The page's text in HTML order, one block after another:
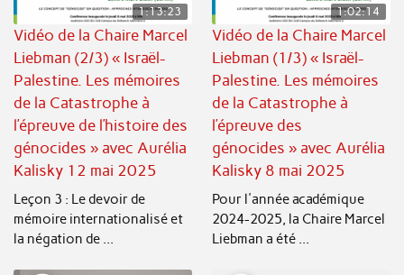
1:13:23
Vidéo de la Chaire Marcel
Liebman (2/3) « Israël-
Palestine. Les mémoires
de la Catastrophe à
l’épreuve de l’histoire des
génocides » avec Aurélia
Kalisky 12 mai 2025
Leçon 3 : Le devoir de
mémoire internationalisé et
la négation de ...
1:02:14
Vidéo de la Chaire Marcel
Liebman (1/3) « Israël-
Palestine. Les mémoires
de la Catastrophe à
l’épreuve des
génocides » avec Aurélia
Kalisky 8 mai 2025
Pour l'année académique
2024-2025, la Chaire Marcel
Liebman a été ...